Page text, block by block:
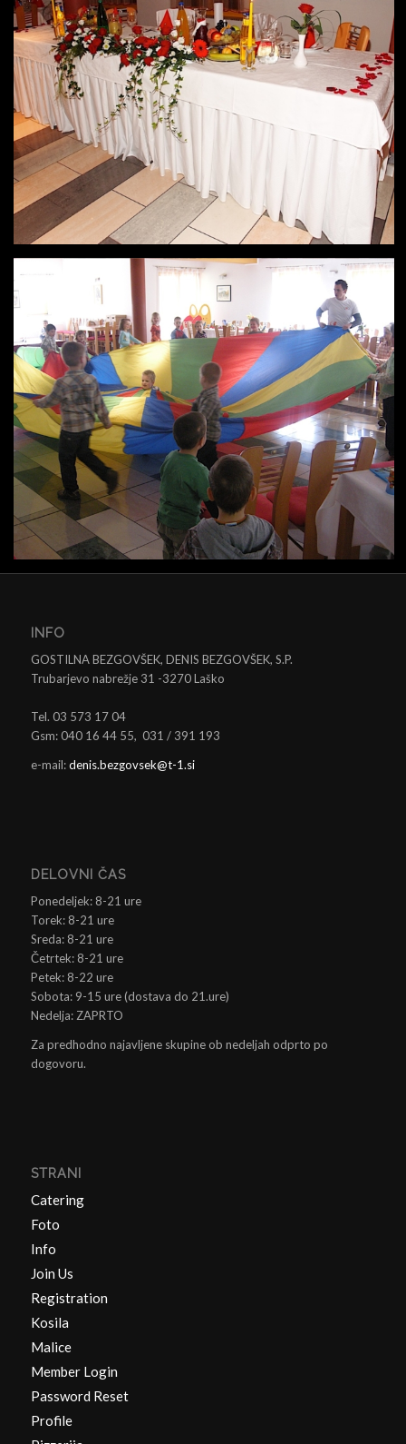
INFO
GOSTILNA BEZGOVŠEK, DENIS BEZGOVŠEK, S.P.
Trubarjevo nabrežje 31 -3270 Laško
Tel. 03 573 17 04
Gsm: 040 16 44 55, 031 / 391 193
e-mail:denis.bezgovsek@t-1.si
DELOVNI ČAS
Ponedeljek: 8-21 ure
Torek: 8-21 ure
Sreda: 8-21 ure
Četrtek: 8-21 ure
Petek: 8-22 ure
Sobota: 9-15 ure (dostava do 21.ure)
Nedelja: ZAPRTO
Za predhodno najavljene skupine ob nedeljah odprto po
dogovoru.
STRANI
Catering
Foto
Info
Join Us
Registration
Kosila
Malice
Member Login
Password Reset
Profile